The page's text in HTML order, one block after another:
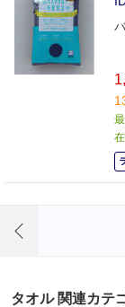
タオル 関連カテ